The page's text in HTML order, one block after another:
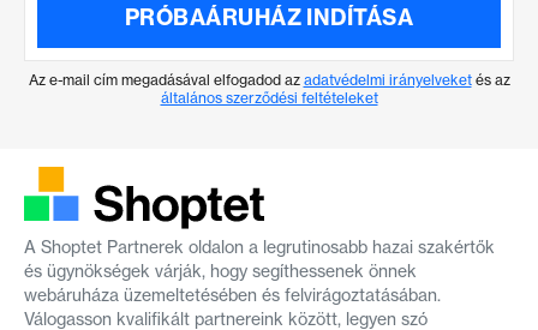
PRÓBAÁRUHÁZ INDÍTÁSA
Az e-mail cím megadásával elfogadod az adatvédelmi irányelveketés az
általános szerződési feltételeket
A Shoptet Partnerek oldalon a legrutinosabb hazai szakértők
és ügynökségek várják, hogy segíthessenek önnek
webáruháza üzemeltetésében és felvirágoztatásában.
Válogasson kvalifikált partnereink között, legyen szó